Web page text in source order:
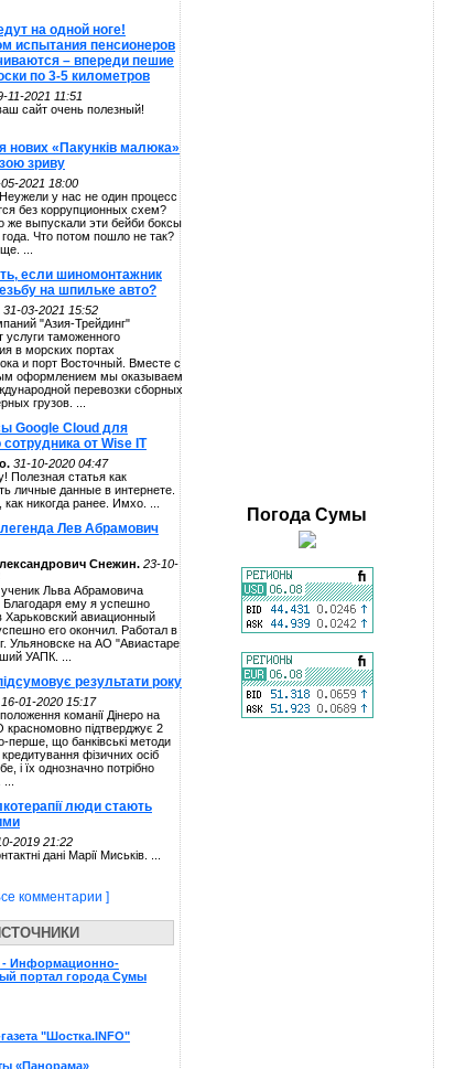
на одной ноге!
испытания пенсионеров
– впереди пешие
по 3-5 километров
11-2021 11:51
сайт очень полезный!
нових «Пакунків малюка»
зриву
05-2021 18:00
у нас не один процесс
без коррупционных схем?
же выпускали эти бейби боксы
года. Что потом пошло не так?
...
если шиномонтажник
на шпильке авто?
31-03-2021 15:52
"Азия-Трейдинг"
услуги таможенного
в морских портах
и порт Восточный. Вместе с
оформлением мы оказываем
перевозки сборных
грузов. ...
Google Cloud для
сотрудника от Wise IT
31-10-2020 04:47
Полезная статья как
личные данные в интернете.
как никогда ранее. Имхо. ...
Лев Абрамович
Снежин. 23-10-
Льва Абрамовича
ему я успешно
Харьковский авиационный
его окончил. Работал в
Ульяновске на АО "Авиастаре
УАПК. ...
результати року
16-01-2020 15:17
команії Дінеро на
підтверджує 2
перше, що банківські методи
фізичних осіб
і їх однозначно потрібно
люди стають
2019 21:22
дані Марії Миськів. ...
комментарии ]
- Информационно-
портал города Сумы
"Шостка.INFO"
«Панорама»
Погода Сумы